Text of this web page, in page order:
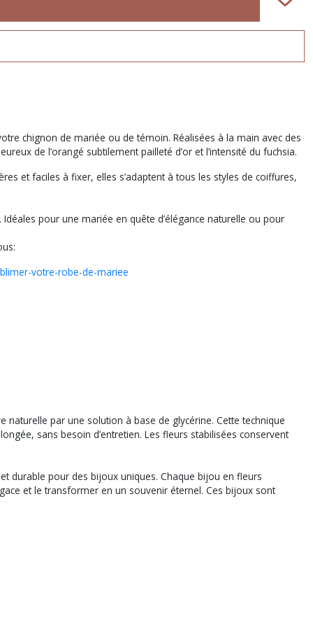
chignon de mariée ou de témoin. Réalisées à la main avec des
de l’orangé subtilement pailleté d’or et l’intensité du fuchsia.
et faciles à fixer, elles s’adaptent à tous les styles de coiffures,
pour une mariée en quête d’élégance naturelle ou pour
votre-robe-de-mariee
par une solution à base de glycérine. Cette technique
sans besoin d’entretien. Les fleurs stabilisées conservent
durable pour des bijoux uniques. Chaque bijou en fleurs
et le transformer en un souvenir éternel. Ces bijoux sont